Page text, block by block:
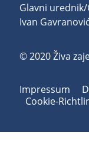
Glavni
Ivan Gavranović
© 2020 Živa
Impressum
Cookie-